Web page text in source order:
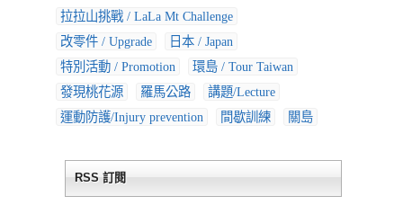
拉拉山挑戰 / LaLa Mt Challenge
改零件 / Upgrade
日本 / Japan
特別活動 / Promotion
環島 / Tour Taiwan
發現桃花源
羅馬公路
講題/Lecture
運動防護/Injury prevention
間歇訓練 關島
RSS 訂閱